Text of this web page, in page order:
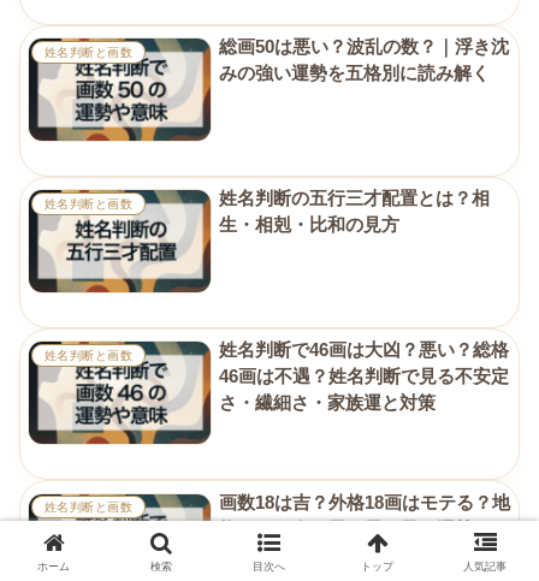
姓名判断と画数
総画50は悪い？波乱の数？｜浮き沈
みの強い運勢を五格別に読み解く
姓名判断と画数
姓名判断の五行三才配置とは？相
生・相剋・比和の見方
姓名判断と画数
姓名判断で46画は大凶？悪い？総格
46画は不遇？姓名判断で見る不安定
さ・繊細さ・家族運と対策
姓名判断と画数
画数18は吉？外格18画はモテる？地
格18画の女の子・男の子の運勢は？
｜強運と繁栄を持つ吉数
ホーム 検索 目次へ トップ 人気記事